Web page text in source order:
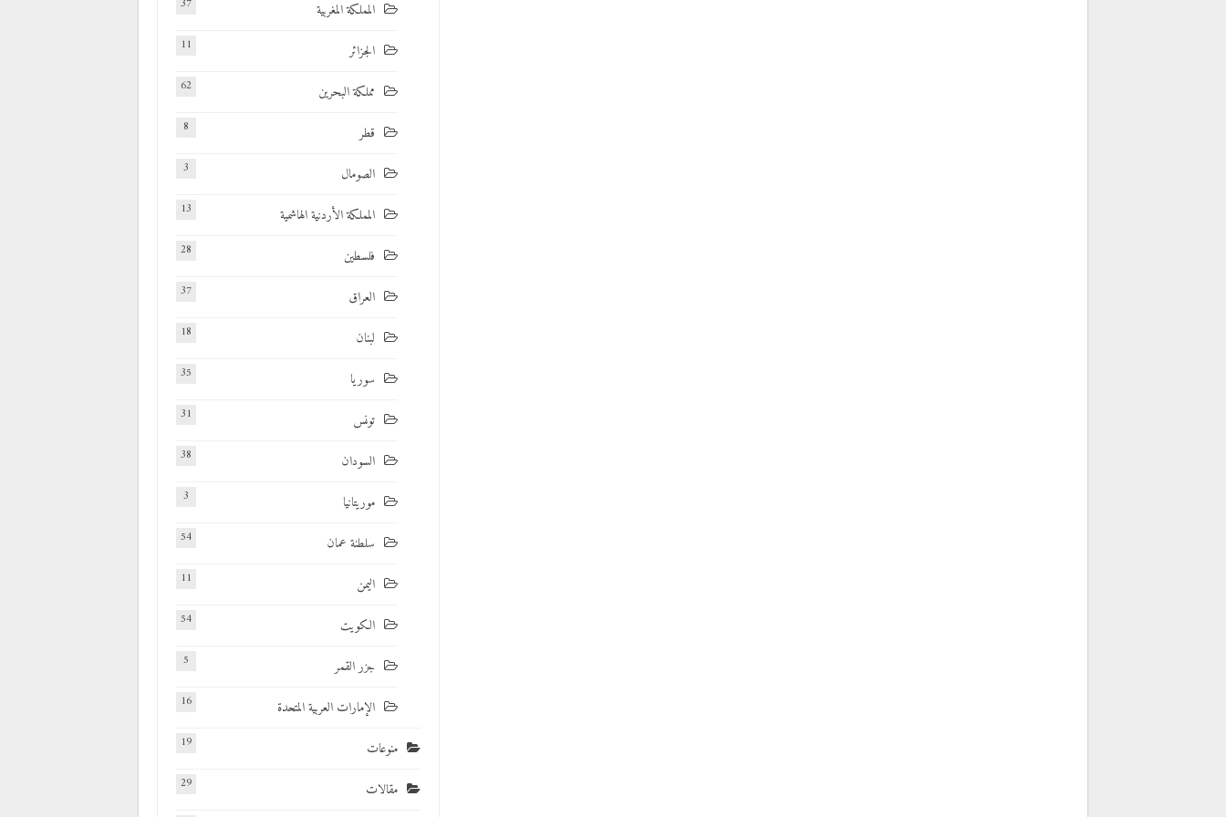
المملكة المغربية 37
الجزائر 11
مملكة البحرين 62
قطر 8
الصومال 3
المملكة الأردنية الهاشمية 13
فلسطين 28
العراق 37
لبنان 18
سوريا 35
تونس 31
السودان 38
موريتانيا 3
سلطنة عمان 54
اليمن 11
الكويت 54
جزر القمر 5
الإمارات العربية المتحدة 16
منوعات 19
مقالات 29